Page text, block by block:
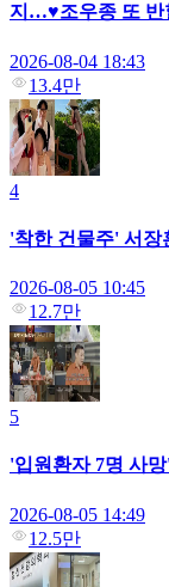
지…♥조우종 또 반
2026-08-04 18:43
13.4만
4
'착한 건물주' 서
2026-08-05 10:45
12.7만
5
'입원환자 7명 사
2026-08-05 14:49
12.5만